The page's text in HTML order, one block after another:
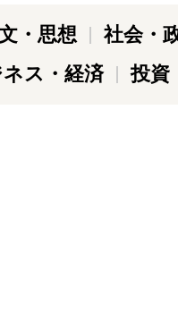
・思想
社会・
ネス・経済 投資